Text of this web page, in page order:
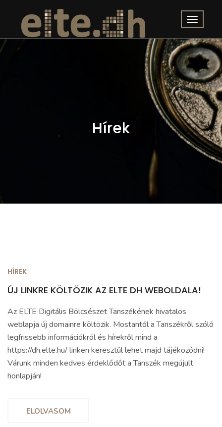
Hírek
HÍREK
ÚJ LINKRE KÖLTÖZIK AZ ELTE DH WEBOLDALA!
Az ELTE Digitális Bölcsészet Tanszékének hivatalos
weblapja új domainre költözik. Mostantól a Tanszékről szóló
legfrissebb információkról és hírekről mind a
https://dh.elte.hu/ linken keresztül lehet majd tájékozódni!
Várunk minden kedves érdeklődőt a Tanszék megújult
honlapján!
ELOLVASOM